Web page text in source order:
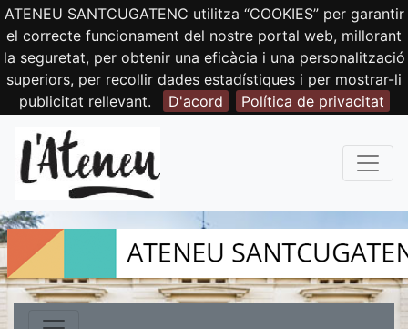
ATENEU SANTCUGATENC utilitza “COOKIES” per garantir
el correcte funcionament del nostre portal web, millorant
la seguretat, per obtenir una eficàcia i una personalització
superiors, per recollir dades estadístiques i per mostrar-li
publicitat rellevant.
D'acord Política de privacitat